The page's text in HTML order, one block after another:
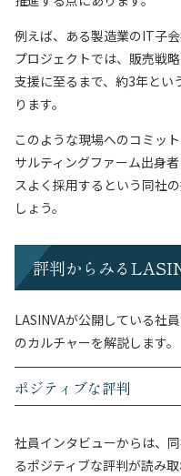
例えば、ある製造業のIT子
プロジェクトでは、販売戦
支援に至るまで、約3年とい
ります。
このような現場へのコミッ
サルティングファーム出身
スよく採用するという同社
しょう。
評判からみる
LASINVAが公開している社
のカルチャーを解説します。
ポジティブな評判
社員インタビューからは、
るポジティブな評判が読み